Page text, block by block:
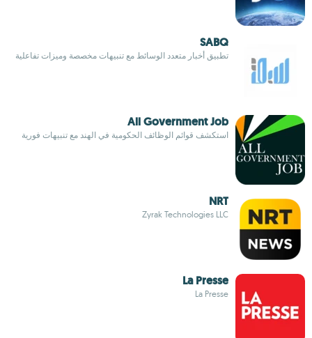
SABQ
تطبيق أخبار متعدد الوسائط مع تنبيهات مخصصة وميزات تفاعلية
All Government Job
استكشف قوائم الوظائف الحكومية في الهند مع تنبيهات فورية
NRT
Zyrak Technologies LLC
La Presse
La Presse